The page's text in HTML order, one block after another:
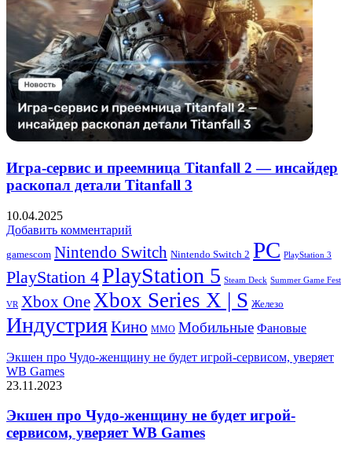
Игра-сервис и преемница Titanfall 2 — инсайдер
раскопал детали Titanfall 3
10.04.2025
Добавить комментарий
gamescom Nintendo Switch Nintendo Switch 2 PC PlayStation 3
PlayStation 4PlayStation 5 Steam Deck Summer Game Fest
VR Xbox One Xbox Series X | S Железо
ИндустрияКино ММО Мобильные Фановые
Экшен про Чудо-женщину не будет игрой-сервисом, уверяет
WB Games
23.11.2023
Экшен про Чудо-женщину не будет игрой-
сервисом, уверяет WB Games